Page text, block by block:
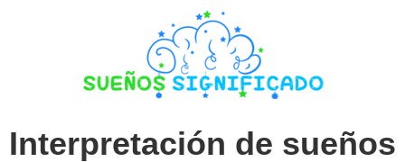
Interpretación de sueños